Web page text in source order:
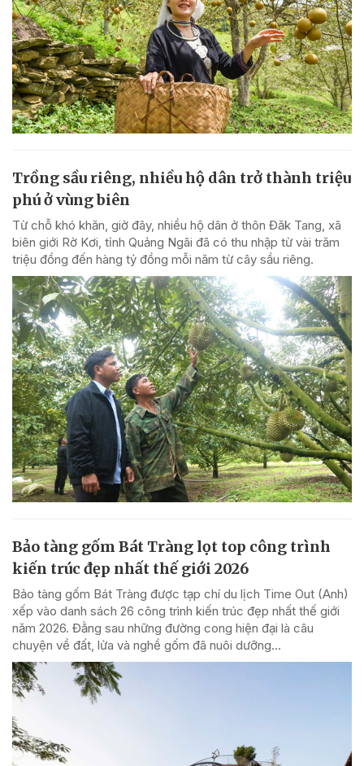
Trồng sầu riêng, nhiều hộ dân trở thành triệu
phú ở vùng biên
Từ chỗ khó khăn, giờ đây, nhiều hộ dân ở thôn Đăk Tang, xã
biên giới Rờ Kơi, tỉnh Quảng Ngãi đã có thu nhập từ vài trăm
triệu đồng đến hàng tỷ đồng mỗi năm từ cây sầu riêng.
Bảo tàng gốm Bát Tràng lọt top công trình
kiến trúc đẹp nhất thế giới 2026
Bảo tàng gốm Bát Tràng được tạp chí du lịch Time Out (Anh)
xếp vào danh sách 26 công trình kiến trúc đẹp nhất thế giới
năm 2026. Đằng sau những đường cong hiện đại là câu
chuyện về đất, lửa và nghề gốm đã nuôi dưỡng...